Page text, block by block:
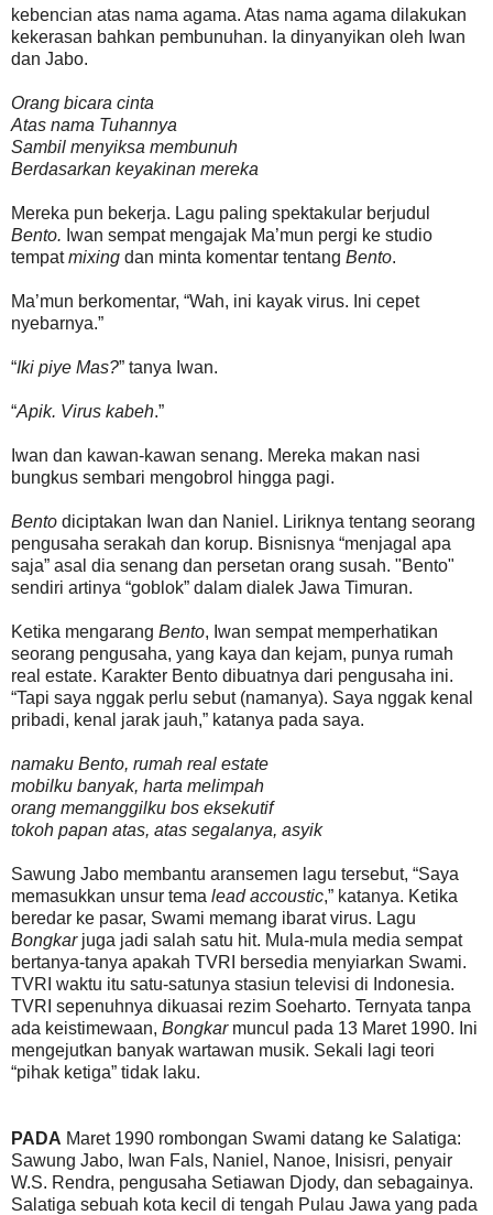
kebencian atas nama agama. Atas nama agama dilakukan
kekerasan bahkan pembunuhan. Ia dinyanyikan oleh Iwan
dan Jabo.
Orang bicara cinta
Atas nama Tuhannya
Sambil menyiksa membunuh
Berdasarkan keyakinan mereka
Mereka pun bekerja. Lagu paling spektakular berjudul
Bento. Iwan sempat mengajak Ma’mun pergi ke studio
tempatmixing dan minta komentar tentang Bento.
Ma’mun berkomentar, “Wah, ini kayak virus. Ini cepet
nyebarnya.”
“Iki piye Mas?” tanya Iwan.
“Apik. Virus kabeh.”
Iwan dan kawan-kawan senang. Mereka makan nasi
bungkus sembari mengobrol hingga pagi.
Bento diciptakan Iwan dan Naniel. Liriknya tentang seorang
pengusaha serakah dan korup. Bisnisnya “menjagal apa
saja” asal dia senang dan persetan orang susah. "Bento"
sendiri artinya “goblok” dalam dialek Jawa Timuran.
Ketika mengarang Bento, Iwan sempat memperhatikan
seorang pengusaha, yang kaya dan kejam, punya rumah
real estate. Karakter Bento dibuatnya dari pengusaha ini.
“Tapi saya nggak perlu sebut (namanya). Saya nggak kenal
pribadi, kenal jarak jauh,” katanya pada saya.
namaku Bento, rumah real estate
mobilku banyak, harta melimpah
orang memanggilku bos eksekutif
tokoh papan atas, atas segalanya, asyik
Sawung Jabo membantu aransemen lagu tersebut, “Saya
memasukkan unsur tema lead accoustic,” katanya. Ketika
beredar ke pasar, Swami memang ibarat virus. Lagu
Bongkarjuga jadi salah satu hit. Mula-mula media sempat
bertanya-tanya apakah TVRI bersedia menyiarkan Swami.
TVRI waktu itu satu-satunya stasiun televisi di Indonesia.
TVRI sepenuhnya dikuasai rezim Soeharto. Ternyata tanpa
ada keistimewaan, Bongkarmuncul pada 13 Maret 1990. Ini
mengejutkan banyak wartawan musik. Sekali lagi teori
“pihak ketiga” tidak laku.
PADA Maret 1990 rombongan Swami datang ke Salatiga:
Sawung Jabo, Iwan Fals, Naniel, Nanoe, Inisisri, penyair
W.S. Rendra, pengusaha Setiawan Djody, dan sebagainya.
Salatiga sebuah kota kecil di tengah Pulau Jawa yang pada